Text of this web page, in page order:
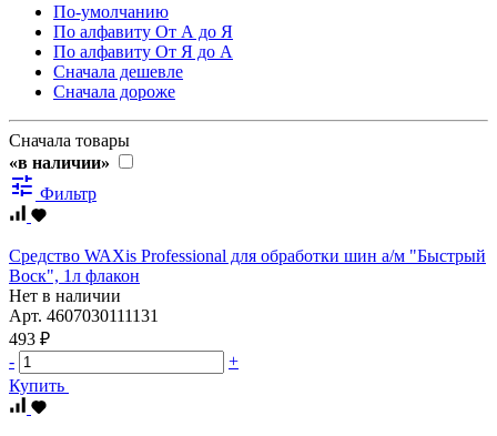
По-умолчанию
По алфавиту От А до Я
По алфавиту От Я до А
Сначала дешевле
Сначала дороже
Сначала товары
«в наличии»
tune Фильтр
Средство WAXis Professional для обработки шин а/м "Быстрый
Воск", 1л флакон
Нет в наличии
Арт. 4607030111131
493 ₽
-
+
Купить